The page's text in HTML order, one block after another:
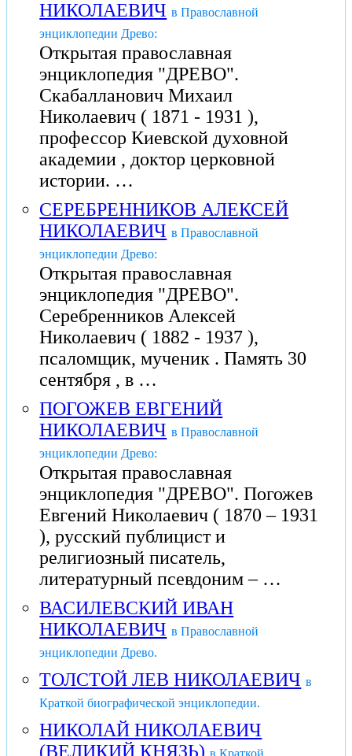
НИКОЛАЕВИЧ в Православной
энциклопедии Древо:
Открытая православная
энциклопедия "ДРЕВО".
Скабалланович Михаил
Николаевич ( 1871 - 1931 ),
профессор Киевской духовной
академии , доктор церковной
истории. …
СЕРЕБРЕННИКОВ АЛЕКСЕЙ
НИКОЛАЕВИЧ в Православной
энциклопедии Древо:
Открытая православная
энциклопедия "ДРЕВО".
Серебренников Алексей
Николаевич ( 1882 - 1937 ),
псаломщик, мученик . Память 30
сентября , в …
ПОГОЖЕВ ЕВГЕНИЙ
НИКОЛАЕВИЧ в Православной
энциклопедии Древо:
Открытая православная
энциклопедия "ДРЕВО". Погожев
Евгений Николаевич ( 1870 – 1931
), русский публицист и
религиозный писатель,
литературный псевдоним – …
ВАСИЛЕВСКИЙ ИВАН
НИКОЛАЕВИЧ в Православной
энциклопедии Древо.
ТОЛСТОЙ ЛЕВ НИКОЛАЕВИЧ в
Краткой биографической энциклопедии.
НИКОЛАЙ НИКОЛАЕВИЧ
(ВЕЛИКИЙ КНЯЗЬ) в Краткой